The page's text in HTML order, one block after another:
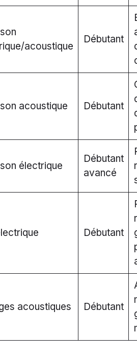
acoustique
Débutant
acoustique Débutant
électrique
Débutant
avancé
Débutant
acoustiques Débutant